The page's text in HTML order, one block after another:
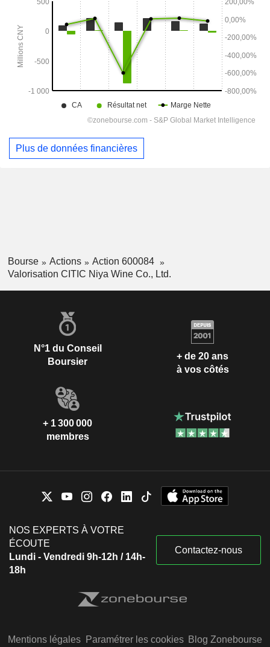
Plus de données financières
Bourse Actions
Action 600084
Valorisation CITIC Niya Wine Co., Ltd.
N°1 du Conseil
Boursier
+ de 20 ans
à vos côtés
+ 1 300 000
membres
NOS EXPERTS À VOTRE
ÉCOUTE
Lundi - Vendredi 9h-12h / 14h-
18h
Contactez-nous
Mentions légales Paramétrer les cookies Blog Zonebourse